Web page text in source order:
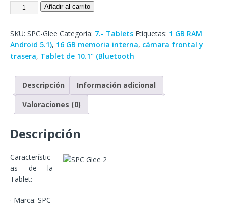
Añadir al carrito
SKU: SPC-Glee Categoría: 7.- Tablets Etiquetas: 1 GB RAM
Android 5.1), 16 GB memoria interna, cámara frontal y
trasera, Tablet de 10.1" (Bluetooth
Descripción
Información adicional
Valoraciones (0)
Descripción
Característic
as de la
Tablet:
· Marca: SPC